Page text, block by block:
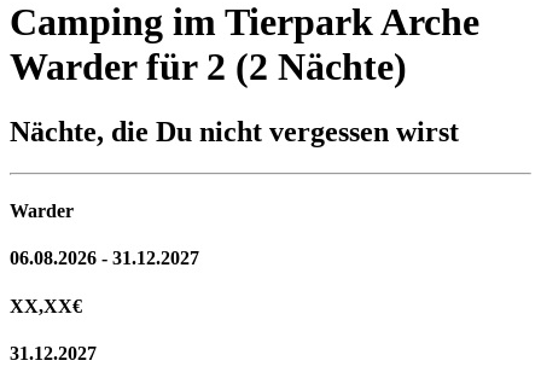
Camping im Tierpark Arche
Warder für 2 (2 Nächte)
Nächte, die Du nicht vergessen wirst
Warder
06.08.2026 - 31.12.2027
XX,XX€
31.12.2027